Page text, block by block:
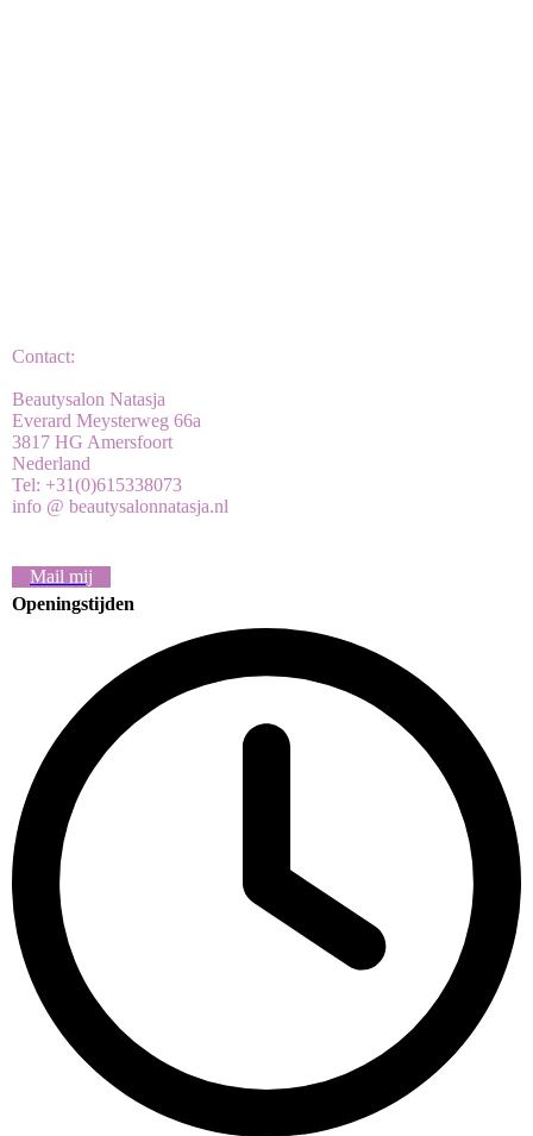
Contact:
Beautysalon Natasja
Everard Meysterweg 66a
3817 HG Amersfoort
Nederland
Tel: +31(0)615338073
info @ beautysalonnatasja.nl
Mail mij
Openingstijden